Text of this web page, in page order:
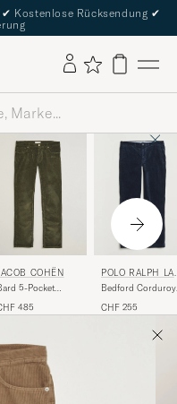
✔ Kostenlose Rücksendung ✔
COHËN
5-Pocket
Green
485
POLO RALPH
REN
Bedford Corduroy
Aviator Navy
CHF 255